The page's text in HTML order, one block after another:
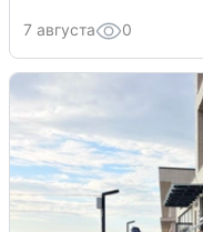
7 августа 0